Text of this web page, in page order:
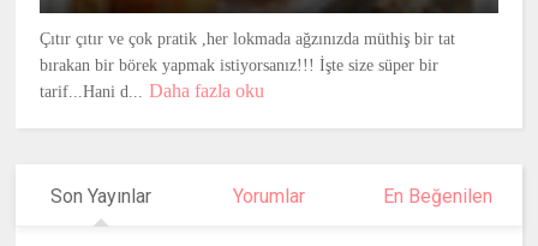
Çıtır çıtır ve çok pratik ,her lokmada ağzınızda müthiş bir tat
bırakan bir börek yapmak istiyorsanız!!! İşte size süper bir
tarif...Hani d... Daha fazla oku
Son Yayınlar Yorumlar En Beğenilen